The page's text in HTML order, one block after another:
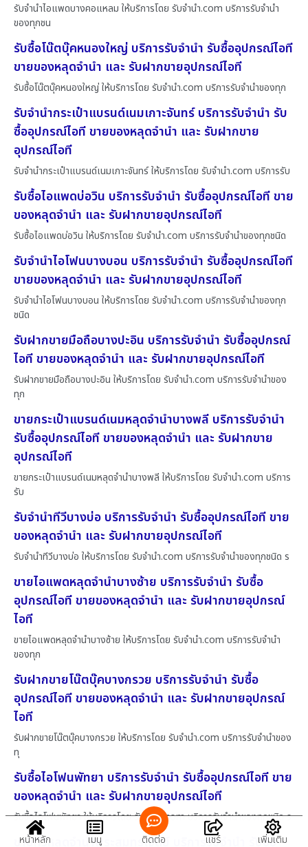
รับจำนำไอแพดบางคอแหลม ให้บริการโดย รับจํานํา.com บริการรับจำนำ
ของทุกชน
รับซื้อโน๊ตบุ๊คหนองใหญ่ บริการรับจำนำ รับซื้ออุปกรณ์ไอที
ขายของหลุดจำนำ และ รับฝากขายอุปกรณ์ไอที
รับซื้อโน๊ตบุ๊คหนองใหญ่ ให้บริการโดย รับจํานํา.com บริการรับจำนำของทุก
รับจำนำกระเป๋าแบรนด์เนมเกาะจันทร์ บริการรับจำนำ รับ
ซื้ออุปกรณ์ไอที ขายของหลุดจำนำ และ รับฝากขาย
อุปกรณ์ไอที
รับจำนำกระเป๋าแบรนด์เนมเกาะจันทร์ ให้บริการโดย รับจํานํา.com บริการรับ
รับซื้อไอแพดบ่อวิน บริการรับจำนำ รับซื้ออุปกรณ์ไอที ขาย
ของหลุดจำนำ และ รับฝากขายอุปกรณ์ไอที
รับซื้อไอแพดบ่อวิน ให้บริการโดย รับจํานํา.com บริการรับจำนำของทุกชนิด
รับจำนำไอโฟนบางบอน บริการรับจำนำ รับซื้ออุปกรณ์ไอที
ขายของหลุดจำนำ และ รับฝากขายอุปกรณ์ไอที
รับจำนำไอโฟนบางบอน ให้บริการโดย รับจํานํา.com บริการรับจำนำของทุก
ชนิด
รับฝากขายมือถือบางปะอิน บริการรับจำนำ รับซื้ออุปกรณ์
ไอที ขายของหลุดจำนำ และ รับฝากขายอุปกรณ์ไอที
รับฝากขายมือถือบางปะอิน ให้บริการโดย รับจํานํา.com บริการรับจำนำของ
ทุก
ขายกระเป๋าแบรนด์เนมหลุดจำนำบางพลี บริการรับจำนำ
รับซื้ออุปกรณ์ไอที ขายของหลุดจำนำ และ รับฝากขาย
อุปกรณ์ไอที
ขายกระเป๋าแบรนด์เนมหลุดจำนำบางพลี ให้บริการโดย รับจํานํา.com บริการ
รับ
รับจำนำทีวีบางบ่อ บริการรับจำนำ รับซื้ออุปกรณ์ไอที ขาย
ของหลุดจำนำ และ รับฝากขายอุปกรณ์ไอที
รับจำนำทีวีบางบ่อ ให้บริการโดย รับจํานํา.com บริการรับจำนำของทุกชนิด ร
ขายไอแพดหลุดจำนำบางซ้าย บริการรับจำนำ รับซื้อ
อุปกรณ์ไอที ขายของหลุดจำนำ และ รับฝากขายอุปกรณ์
ไอที
ขายไอแพดหลุดจำนำบางซ้าย ให้บริการโดย รับจํานํา.com บริการรับจำนำ
ของทุก
รับฝากขายโน๊ตบุ๊คบางกรวย บริการรับจำนำ รับซื้อ
อุปกรณ์ไอที ขายของหลุดจำนำ และ รับฝากขายอุปกรณ์
ไอที
รับฝากขายโน๊ตบุ๊คบางกรวย ให้บริการโดย รับจํานํา.com บริการรับจำนำของ
ทุ
รับซื้อไอโฟนพัทยา บริการรับจำนำ รับซื้ออุปกรณ์ไอที ขาย
ของหลุดจำนำ และ รับฝากขายอุปกรณ์ไอที
รับซื้อไอโฟนพัทยา ให้บริการโดย รับจํานํา.com บริการรับจำนำของทุกชนิด ร
ขายทีวีหลุดจำนำพระสมุทรเจดีย์ บริการรับจำนำ รับซื้อ
หน้าหลัก เมนู ติดต่อ แชร์ เพิ่มเติม